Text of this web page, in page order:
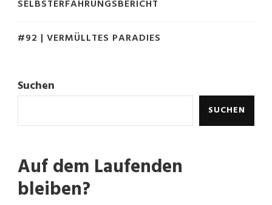
SELBSTERFAHRUNGSBERICHT
#92 | VERMÜLLTES PARADIES
Suchen
SUCHEN
Auf dem Laufenden
bleiben?